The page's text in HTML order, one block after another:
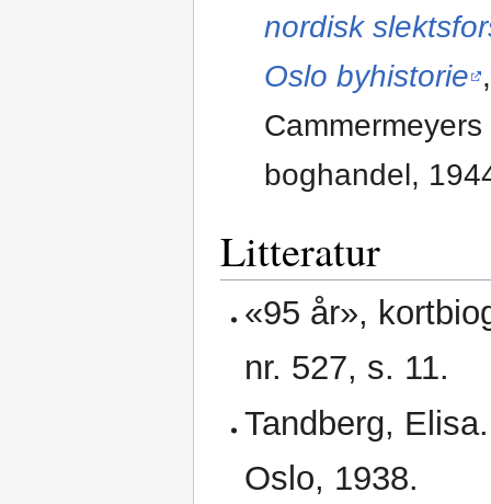
nordisk
Oslo byhistorie
Cammermeyers
boghandel,
Litteratur
«95 år»,
nr. 527, s. 11.
Tandberg,
Oslo, 1938.